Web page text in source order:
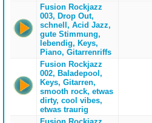
Fusion Rockjazz
003, Drop Out,
schnell, Acid Jazz,
gute Stimmung,
lebendig, Keys,
Piano, Gitarrenriffs
Fusion Rockjazz
002, Baladepool,
Keys, Gitarren,
smooth rock, etwas
dirty, cool vibes,
etwas traurig